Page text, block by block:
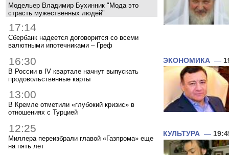
Модельер Владимир Бухинник "Мода это
страсть мужественных людей"
17:14
Сбербанк надеется договорится со всеми
валютными ипотечниками – Греф
16:30
В России в IV квартале начнут выпускать
продовольственные карты
13:00
В Кремле отметили «глубокий кризис» в
отношениях с Турцией
12:25
Миллера переизбрали главой «Газпрома» еще
на пять лет
ЭКОНОМИКА —
КУЛЬТУРА —